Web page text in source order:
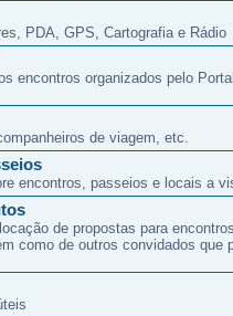
PDA, GPS, Cartografia e Rádio
encontros organizados pelo
de viagem, etc.
encontros, passeios e locais a
de propostas para
como de outros convidados que